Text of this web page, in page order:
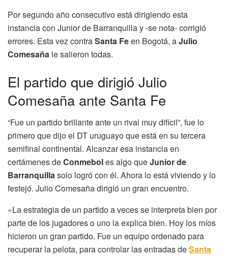
Por segundo año consecutivo está dirigiendo esta
instancia con Junior de Barranquilla y -se nota- corrigió
errores. Esta vez contraSanta Feen Bogotá, aJulio
Comesaña le salieron todas.
El partido que dirigió Julio
Comesaña ante Santa Fe
“Fue un partido brillante ante un rival muy difícil”, fue lo
primero que dijo el DT uruguayo que está en su tercera
semifinal continental. Alcanzar esa instancia en
certámenes deConmeboles algo queJunior de
Barranquillasolo logró con él. Ahora lo está viviendo y lo
festejó. Julio Comesaña dirigió un gran encuentro.
«La estrategia de un partido a veces se interpreta bien por
parte de los jugadores o uno la explica bien. Hoy los míos
hicieron un gran partido. Fue un equipo ordenado para
recuperar la pelota, para controlar las entradas deSanta